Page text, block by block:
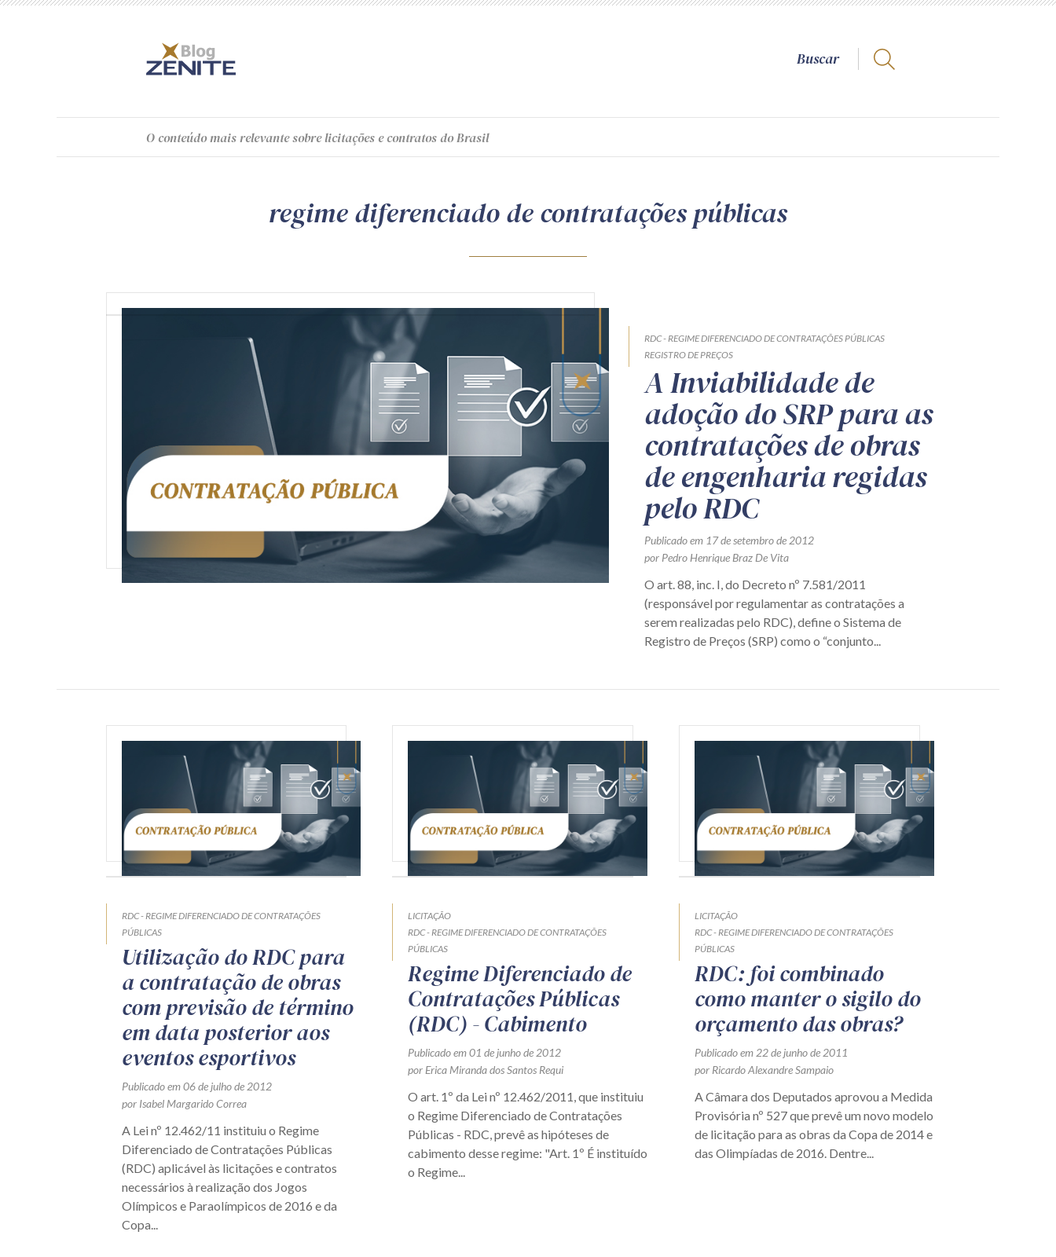
O conteúdomais relevante sobre licitações e contratos do Brasil
regime diferenciado de contratações públicas
RDC - REGIME DIFERENCIADO DE CONTRATAÇÕES PÚBLICAS
REGISTRO DE PREÇOS
A Inviabilidade de
adoção do SRP para as
contratações de obras
de engenharia regidas
pelo RDC
Publicado em 17 de setembro de 2012
por Pedro Henrique Braz De Vita
O art. 88, inc. I, do Decreto nº 7.581/2011
(responsável por regulamentar as contratações a
serem realizadas pelo RDC), define o Sistema de
Registro de Preços (SRP) como o “conjunto...
RDC - REGIME DIFERENCIADO DE CONTRATAÇÕES
PÚBLICAS
Utilização do RDC para
a contratação de obras
com previsão de término
em data posterior aos
eventos esportivos
Publicado em 06 de julho de 2012
por Isabel Margarido Correa
A Lei nº 12.462/11 instituiu o Regime
Diferenciado de Contratações Públicas
(RDC) aplicável às licitações e contratos
necessários à realização dos Jogos
Olímpicos e Paraolímpicos de 2016 e da
Copa...
LICITAÇÃO
RDC - REGIME DIFERENCIADO DE CONTRATAÇÕES
PÚBLICAS
Regime Diferenciado de
Contratações Públicas
(RDC) - Cabimento
Publicado em 01 de junho de 2012
por Erica Miranda dos Santos Requi
O art. 1º da Lei nº 12.462/2011, que instituiu
o Regime Diferenciado de Contratações
Públicas - RDC, prevê as hipóteses de
cabimento desse regime: "Art. 1º É instituído
o Regime...
LICITAÇÃO
RDC - REGIME DIFERENCIADO DE CONTRATAÇÕES
PÚBLICAS
RDC: foi combinado
como manter o sigilo do
orçamento das obras?
Publicado em 22 de junho de 2011
por Ricardo Alexandre Sampaio
A Câmara dos Deputados aprovou a Medida
Provisória nº 527 que prevê um novo modelo
de licitação para as obras da Copa de 2014 e
das Olimpíadas de 2016. Dentre...